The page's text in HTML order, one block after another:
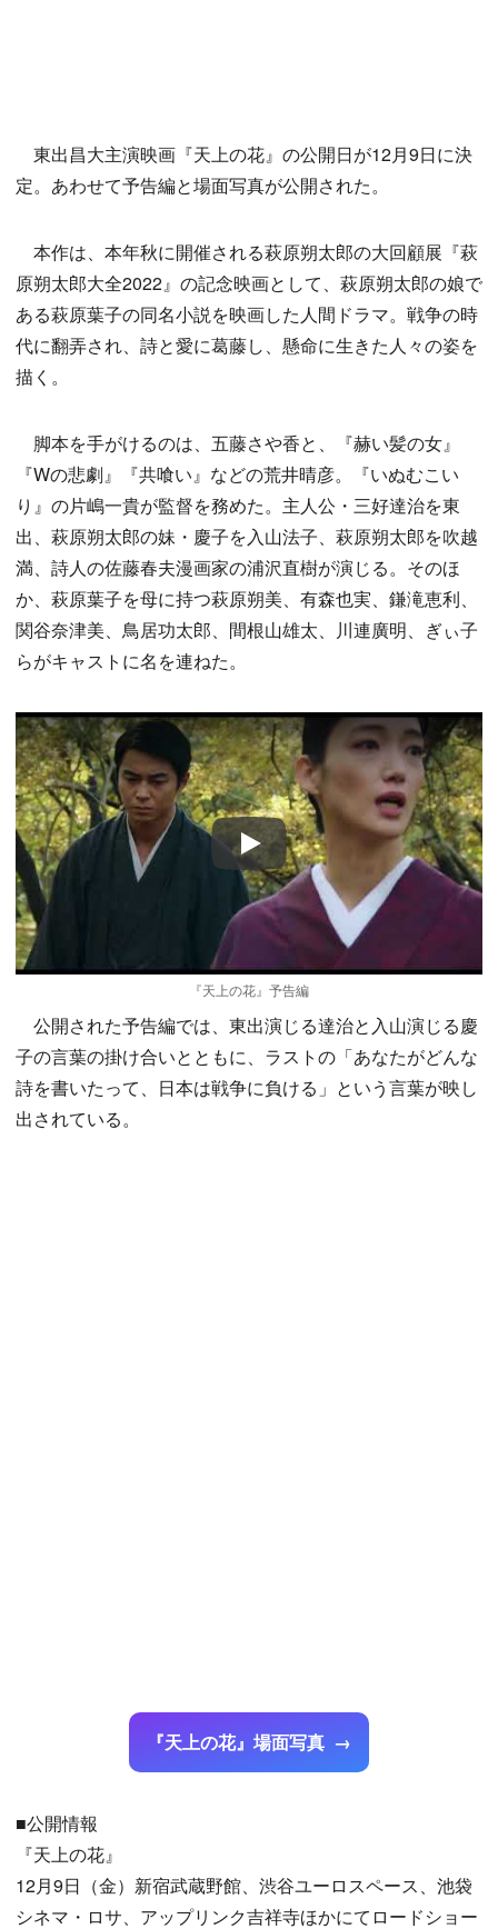
東出昌大主演映画『天上の花』の公開日が12月9日に決
定。あわせて予告編と場面写真が公開された。
本作は、本年秋に開催される萩原朔太郎の大回顧展『萩
原朔太郎大全2022』の記念映画として、萩原朔太郎の娘で
ある萩原葉子の同名小説を映画した人間ドラマ。戦争の時
代に翻弄され、詩と愛に葛藤し、懸命に生きた人々の姿を
描く。
脚本を手がけるのは、五藤さや香と、『赫い髪の女』
『Wの悲劇』『共喰い』などの荒井晴彦。『いぬむこい
り』の片嶋一貴が監督を務めた。主人公・三好達治を東
出、萩原朔太郎の妹・慶子を入山法子、萩原朔太郎を吹越
満、詩人の佐藤春夫漫画家の浦沢直樹が演じる。そのほ
か、萩原葉子を母に持つ萩原朔美、有森也実、鎌滝恵利、
関谷奈津美、鳥居功太郎、間根山雄太、川連廣明、ぎぃ子
らがキャストに名を連ねた。
Play
『天上の花』予告編
公開された予告編では、東出演じる達治と入山演じる慶
子の言葉の掛け合いとともに、ラストの「あなたがどんな
詩を書いたって、日本は戦争に負ける」という言葉が映し
出されている。
『天上の花』場面写真
■公開情報
『天上の花』
12月9日（金）新宿武蔵野館、渋谷ユーロスペース、池袋
シネマ・ロサ、アップリンク吉祥寺ほかにてロードショー